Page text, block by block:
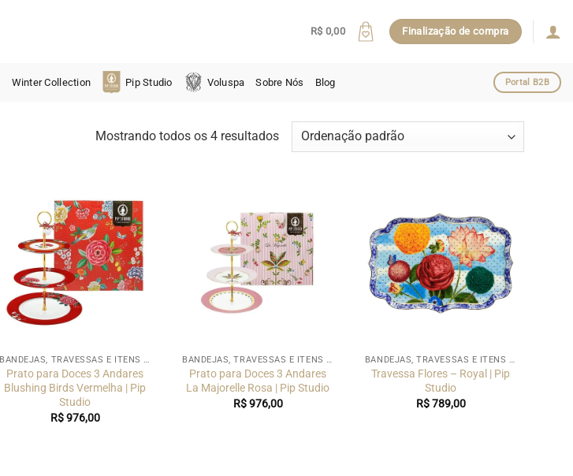
R$ 0,00 Finalização de compra
Winter Collection Pip Studio Voluspa Sobre Nós Blog Portal B2B
Mostrando todos os 4 resultados
BANDEJAS, TRAVESSAS E ITENS PARA SERVIR
Prato para Doces 3 Andares
Blushing Birds Vermelha | Pip
Studio
R$976,00
BANDEJAS, TRAVESSAS E ITENS PARA SERVIR
Prato para Doces 3 Andares
La Majorelle Rosa | Pip Studio
R$976,00
BANDEJAS, TRAVESSAS E ITENS PARA SERVIR
Travessa Flores – Royal | Pip
Studio
R$789,00